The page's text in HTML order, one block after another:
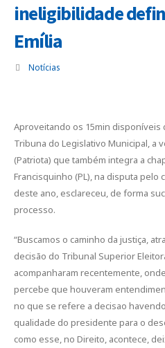
ineligibilidade
Emília
Notícias
Aproveitando os 15min disponíveis
Tribuna do Legislativo Municipal, a
(Patriota) que também integra a
Francisquinho (PL), na disputa
deste ano, esclareceu, de forma
processo.
“Buscamos o caminho da justiça,
decisão do Tribunal Superior
acompanharam recentemente,
percebe que houveram
no que se refere a decisao
qualidade do presidente para o
como esse, no Direito, acontece,